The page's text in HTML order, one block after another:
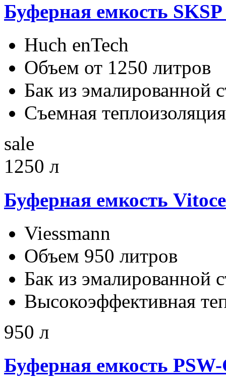
Буферная емкость SKSP
Huch enTech
Объем от 1250 литров
Бак из эмалированной
Съемная теплоизоляция
sale
1250 л
Буферная емкость
Viessmann
Объем 950 литров
Бак из эмалированной
Высокоэффективная
950 л
Буферная емкость